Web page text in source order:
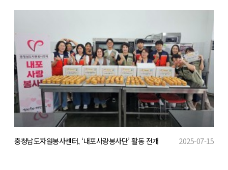
충청남도자원봉사센터, ‘내포사랑봉사단’ 활동 전개 2025-07-15